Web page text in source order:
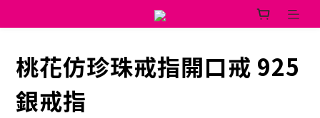
桃花仿珍珠戒指開口戒 925
銀戒指